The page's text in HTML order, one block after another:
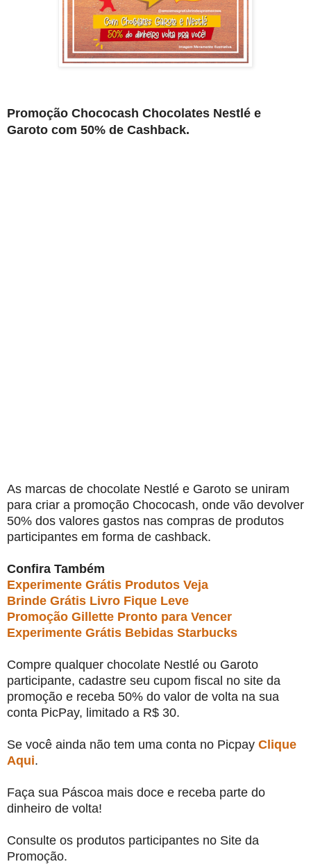
Promoção Chococash Chocolates Nestlé e
Garoto com 50% de Cashback.
As marcas de chocolate Nestlé e Garoto se uniram
para criar a promoção Chococash, onde vão devolver
50% dos valores gastos nas compras de produtos
participantes em forma de cashback.
Confira Também
Experimente Grátis Produtos Veja
Brinde Grátis Livro Fique Leve
Promoção Gillette Pronto para Vencer
Experimente Grátis Bebidas Starbucks
Compre qualquer chocolate Nestlé ou Garoto
participante, cadastre seu cupom fiscal no site da
promoção e receba 50% do valor de volta na sua
conta PicPay, limitado a R$ 30.
Se você ainda não tem uma conta no Picpay Clique
Aqui.
Faça sua Páscoa mais doce e receba parte do
dinheiro de volta!
Consulte os produtos participantes no Site da
Promoção.